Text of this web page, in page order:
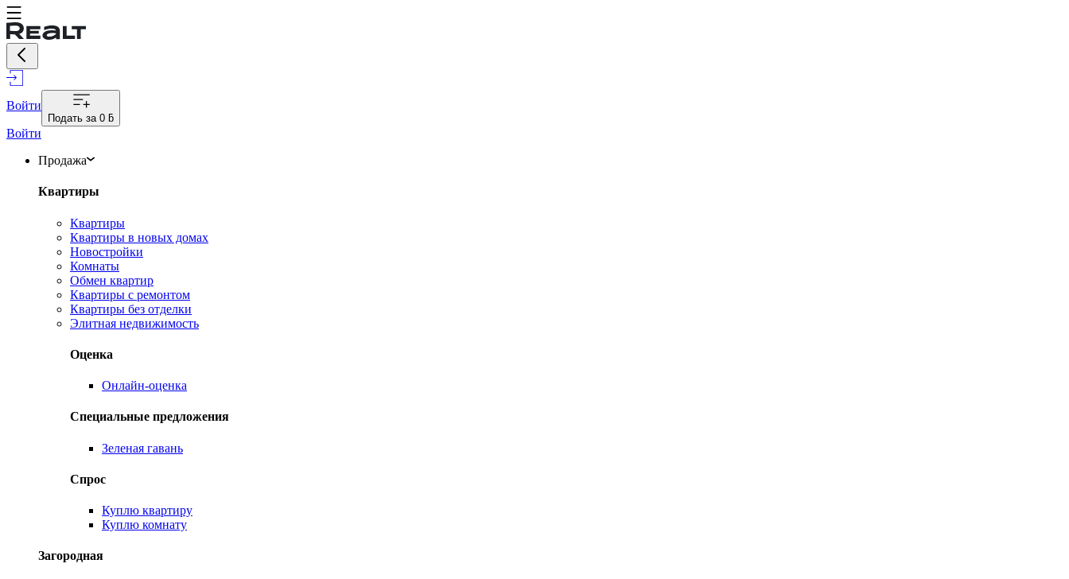
Войти
Подать за 0 ƃ
Войти
Продажа
Квартиры
Квартиры
Квартиры в новых домах
Новостройки
Комнаты
Обмен квартир
Квартиры с ремонтом
Квартиры без отделки
Элитная недвижимость
Оценка
Онлайн-оценка
Специальные предложения
Зеленая гавань
Спрос
Куплю квартиру
Куплю комнату
Загородная